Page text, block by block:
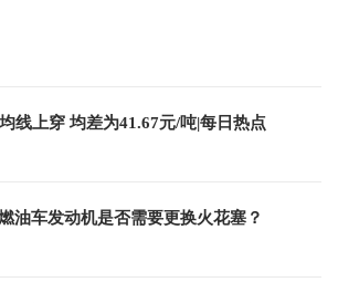
线上穿 均差为41.67元/吨|每日热点
油车发动机是否需要更换火花塞？